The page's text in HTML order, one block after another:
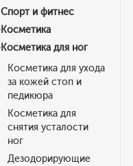
Спорт и фитнес
Косметика
Косметика для ног
Косметика для ухода
за кожей стоп и
педикюра
Косметика для
снятия усталости
ног
Дезодорирующие